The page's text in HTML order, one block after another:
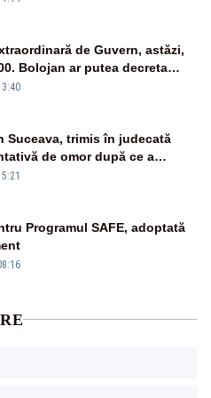
de Guvern, astăzi,
Bolojan ar putea decreta
energetică
Suceava, trimis în judecată
de omor după ce a
un tânăr în urma unui conflict
Programul SAFE, adoptată